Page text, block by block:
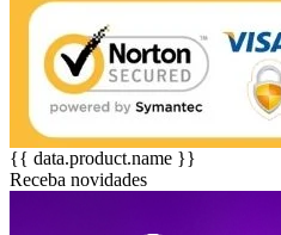
{{ data.product.name }}
Receba novidades